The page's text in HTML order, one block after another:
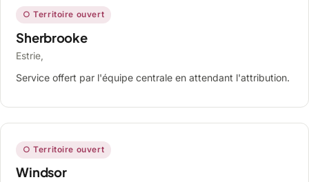
○ Territoire ouvert
Sherbrooke
Estrie,
Service offert par l'équipe centrale en attendant l'attribution.
○ Territoire ouvert
Windsor